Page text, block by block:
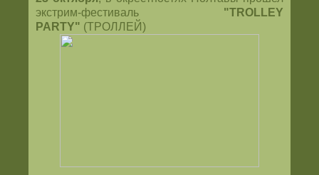
экстрим-фестиваль "TROLLEY
PARTY" (ТРОЛЛЕЙ)